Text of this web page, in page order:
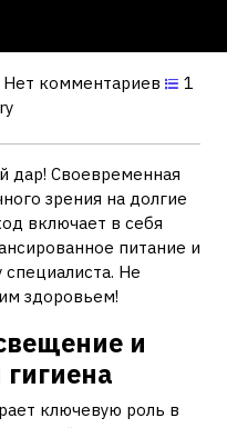
Нет комментариев
1
дар! Своевременная
зрения на долгие
включает в себя
питание и
Не
здоровьем!
и
ключевую роль в